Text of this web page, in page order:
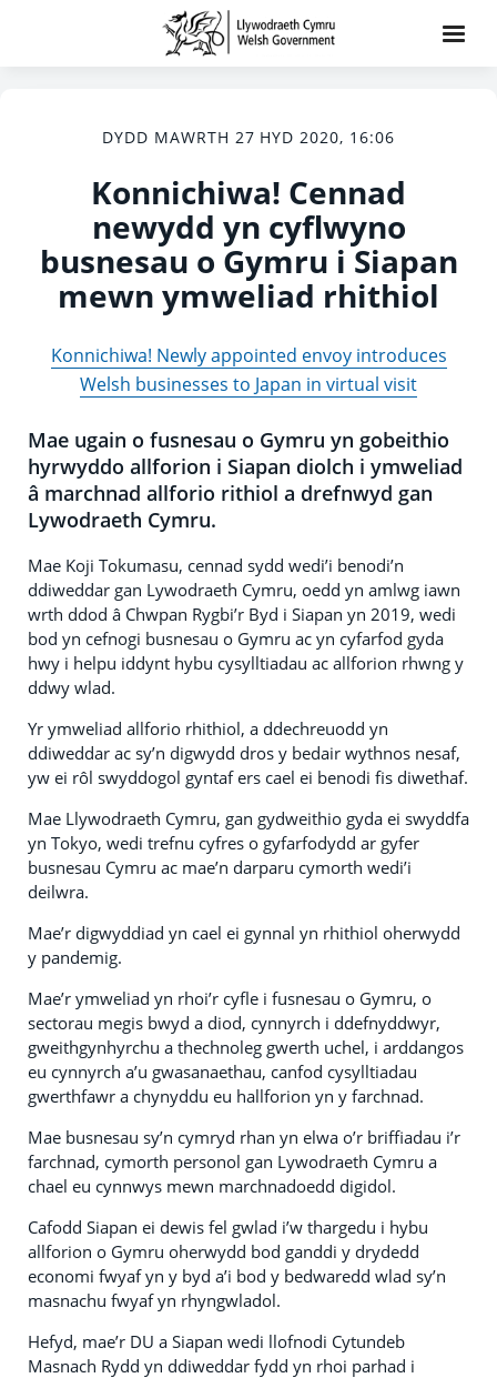
DYDD MAWRTH 27 HYD 2020, 16:06
Konnichiwa! Cennad
newydd yn cyflwyno
busnesau o Gymru i Siapan
mewn ymweliad rhithiol
Konnichiwa! Newly appointed envoy introduces
Welsh businesses to Japan in virtual visit
Mae ugain o fusnesau o Gymru yn gobeithio
hyrwyddo allforion i Siapan diolch i ymweliad
â marchnad allforio rithiol a drefnwyd gan
Lywodraeth Cymru.
Mae Koji Tokumasu, cennad sydd wedi’i benodi’n
ddiweddar gan Lywodraeth Cymru, oedd yn amlwg iawn
wrth ddod â Chwpan Rygbi’r Byd i Siapan yn 2019, wedi
bod yn cefnogi busnesau o Gymru ac yn cyfarfod gyda
hwy i helpu iddynt hybu cysylltiadau ac allforion rhwng y
ddwy wlad.
Yr ymweliad allforio rhithiol, a ddechreuodd yn
ddiweddar ac sy’n digwydd dros y bedair wythnos nesaf,
yw ei rôl swyddogol gyntaf ers cael ei benodi fis diwethaf.
Mae Llywodraeth Cymru, gan gydweithio gyda ei swyddfa
yn Tokyo, wedi trefnu cyfres o gyfarfodydd ar gyfer
busnesau Cymru ac mae’n darparu cymorth wedi’i
deilwra.
Mae’r digwyddiad yn cael ei gynnal yn rhithiol oherwydd
y pandemig.
Mae’r ymweliad yn rhoi’r cyfle i fusnesau o Gymru, o
sectorau megis bwyd a diod, cynnyrch i ddefnyddwyr,
gweithgynhyrchu a thechnoleg gwerth uchel, i arddangos
eu cynnyrch a’u gwasanaethau, canfod cysylltiadau
gwerthfawr a chynyddu eu hallforion yn y farchnad.
Mae busnesau sy’n cymryd rhan yn elwa o’r briffiadau i’r
farchnad, cymorth personol gan Lywodraeth Cymru a
chael eu cynnwys mewn marchnadoedd digidol.
Cafodd Siapan ei dewis fel gwlad i’w thargedu i hybu
allforion o Gymru oherwydd bod ganddi y drydedd
economi fwyaf yn y byd a’i bod y bedwaredd wlad sy’n
masnachu fwyaf yn rhyngwladol.
Hefyd, mae’r DU a Siapan wedi llofnodi Cytundeb
Masnach Rydd yn ddiweddar fydd yn rhoi parhad i